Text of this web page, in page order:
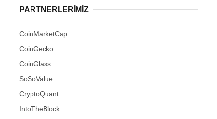
PARTNERLERIMIZ
CoinMarketCap
CoinGecko
CoinGlass
SoSoValue
CryptoQuant
IntoTheBlock